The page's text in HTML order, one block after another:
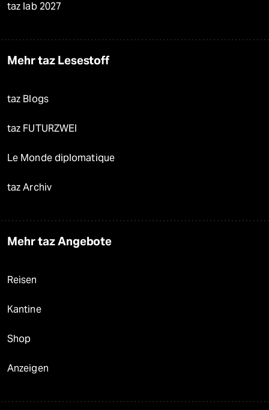
taz lab 2027
Mehr taz Lesestoff
taz Blogs
taz FUTURZWEI
Le Monde diplomatique
taz Archiv
Mehr taz Angebote
Reisen
Kantine
Shop
Anzeigen